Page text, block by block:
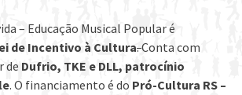
– Educação Musical Popular é
de Incentivo à Cultura.Conta com
de Dufrio, TKE e DLL, patrocínio
. O financiamento é do Pró-Cultura RS –